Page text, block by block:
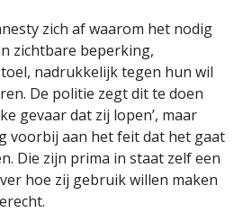
zich af waarom het nodig
zichtbare beperking,
nadrukkelijk tegen hun wil
De politie zegt dit te doen
gevaar dat zij lopen’, maar
voorbij aan het feit dat het gaat
Die zijn prima in staat zelf een
hoe zij gebruik willen maken